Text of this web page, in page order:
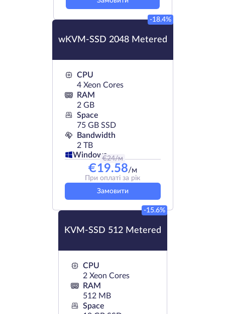
wKVM-SSD 2048 Metered
-18.4%
CPU
4 Xeon Cores
RAM
2 GB
Space
75 GB SSD
Bandwidth
2 TB
Windows
€24/м
€19.58/м
При оплаті за рік
Замовити
KVM-SSD 512 Metered
-15.6%
CPU
2 Xeon Cores
RAM
512 MB
Space